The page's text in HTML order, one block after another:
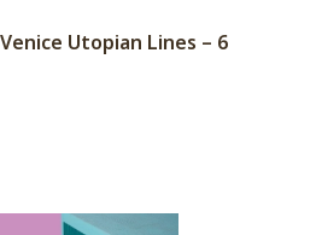
Utopian Lines – 6